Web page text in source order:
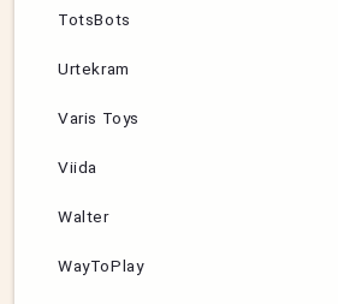
TotsBots
Urtekram
Varis Toys
Viida
Walter
WayToPlay